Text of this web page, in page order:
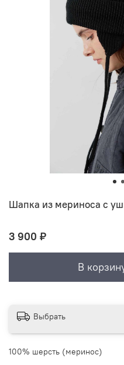
Шапка из мериноса с
3 900 ₽
В
Выбрать
100% шерсть (меринос)